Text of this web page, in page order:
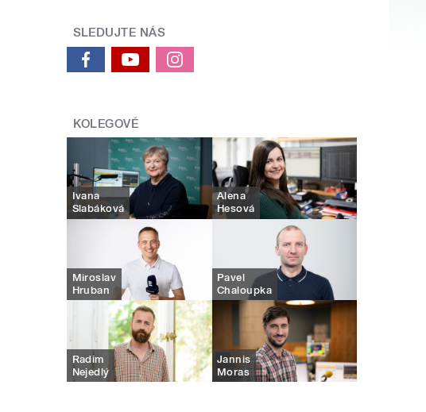
SLEDUJTE NÁS
KOLEGOVÉ
Ivana
Slabáková
Alena
Hesová
Miroslav
Hruban
Pavel
Chaloupka
Radim
Nejedlý
Jannis
Moras